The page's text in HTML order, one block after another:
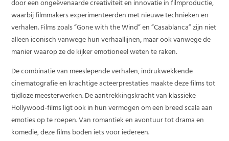
door een ongeëvenaarde creativiteit en innovatie in filmproductie,
waarbij filmmakers experimenteerden met nieuwe technieken en
verhalen. Films zoals “Gone with the Wind” en “Casablanca” zijn niet
alleen iconisch vanwege hun verhaallijnen, maar ook vanwege de
manier waarop ze de kijker emotioneel weten te raken.
De combinatie van meeslepende verhalen, indrukwekkende
cinematografie en krachtige acteerprestaties maakte deze films tot
tijdloze meesterwerken. De aantrekkingskracht van klassieke
Hollywood-films ligt ook in hun vermogen om een breed scala aan
emoties op te roepen. Van romantiek en avontuur tot drama en
komedie, deze films boden iets voor iedereen.